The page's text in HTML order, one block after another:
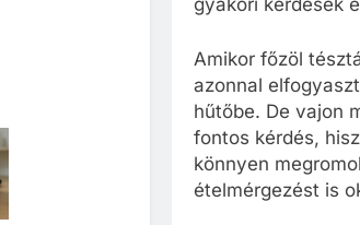
gyakori kérdések
Amikor főzöl
azonnal
hűtőbe. De vajon
fontos kérdés,
könnyen
ételmérgezést is